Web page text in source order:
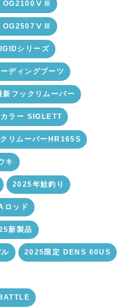
OG2100ⅤⅢ
OG2507ⅤⅢ
シリーズ
ディングブーツ
フックリムーバー
ラー SIGLETT
リムーバーHR165S
キ
2025年鮭釣り
ロッド
新製品
2025限定 DENS 60US